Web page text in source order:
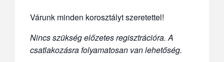
Várunk minden korosztályt szeretettel!
Nincs szükség előzetes regisztrációra.A
csatlakozásra folyamatosan van lehetőség.